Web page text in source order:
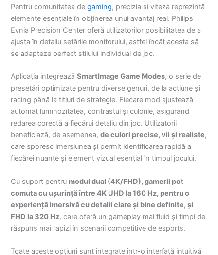
Pentru comunitatea degaming, precizia și viteza reprezintă
elemente esențiale în obținerea unui avantaj real. Philips
Evnia Precision Center oferă utilizatorilor posibilitatea de a
ajusta în detaliu setările monitorului, astfel încât acesta să
se adapteze perfect stilului individual de joc.
Aplicația integreazăSmartImage Game Modes, o serie de
presetări optimizate pentru diverse genuri, de la acțiune și
racing până la titluri de strategie. Fiecare mod ajustează
automat luminozitatea, contrastul și culorile, asigurând
redarea corectă a fiecărui detaliu din joc. Utilizatorii
beneficiază, de asemenea,de culori precise, vii și realiste,
care sporesc imersiunea și permit identificarea rapidă a
fiecărei nuanțe și element vizual esențial în timpul jocului.
Cu suport pentru modul dual (4K/FHD), gamerii pot
comuta cu ușurință între 4K UHD la 160 Hz, pentru o
experiență imersivă cu detalii clare și bine definite, și
FHD la 320 Hz, care oferă un gameplay mai fluid și timpi de
răspuns mai rapizi în scenarii competitive de esports.
Toate aceste opțiuni sunt integrate într-o interfață intuitivă